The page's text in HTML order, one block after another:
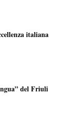
italiana
del Friuli